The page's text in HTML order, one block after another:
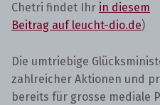
Chetri findet Ihr in diesem
Beitrag auf leucht-dio.de)
Die umtriebige
zahlreicher Aktionen und
bereits für grosse mediale